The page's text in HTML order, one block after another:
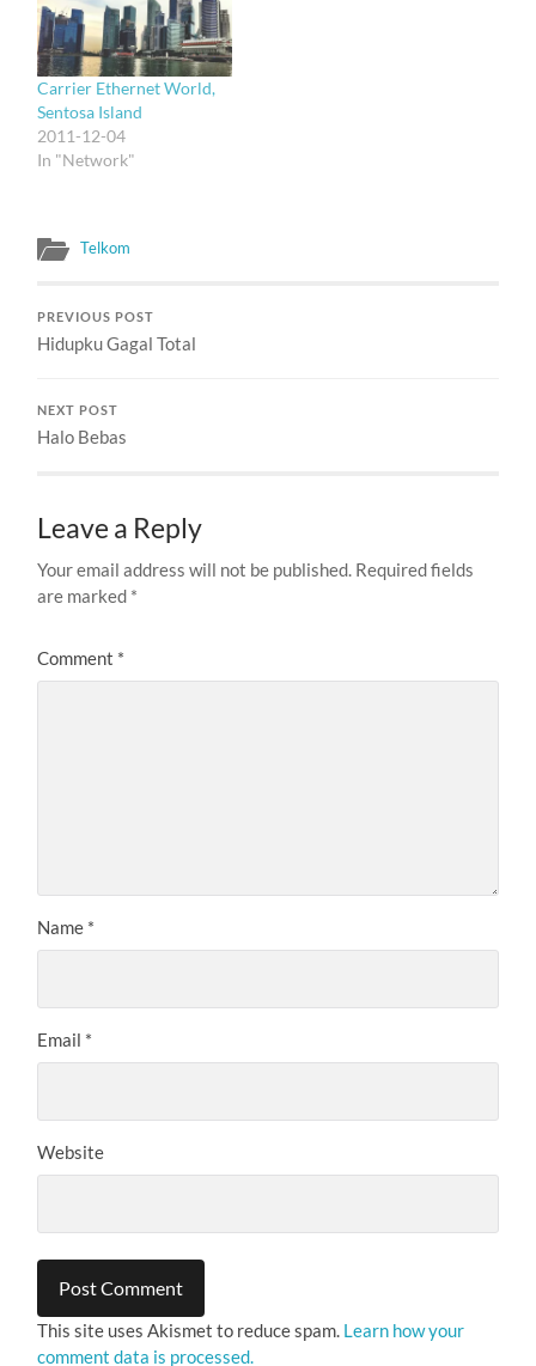
jadi badai badai. Muter2,
akhirnya memutuskan
rehat di BEC, daripada
muter2 tanpa tujuan :).
Buat yang bukan
penduduk Bandung,…
Carrier Ethernet World,
Sentosa Island
2011-12-04
In "Network"
Telkom
PREVIOUS POST
Hidupku Gagal Total
NEXT POST
Halo Bebas
Leave a Reply
Your email address will not be published. Required fields
are marked *
Comment *
Name *
Email *
Website
This site uses Akismet to reduce spam. Learn how your
comment data is processed.